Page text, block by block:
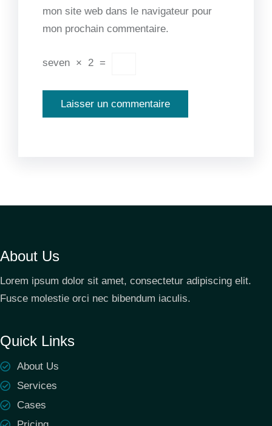
mon site web dans le navigateur pour
mon prochain commentaire.
seven × 2 =
About Us
Lorem ipsum dolor sit amet, consectetur adipiscing elit.
Fusce molestie orci nec bibendum iaculis.
Quick Links
About Us
Services
Cases